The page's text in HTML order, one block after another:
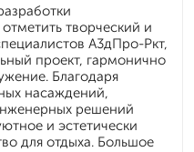
творческий и
А3дПро-Ркт,
проект, гармонично
Благодаря
насаждений,
решений
и эстетически
для отдыха. Большое